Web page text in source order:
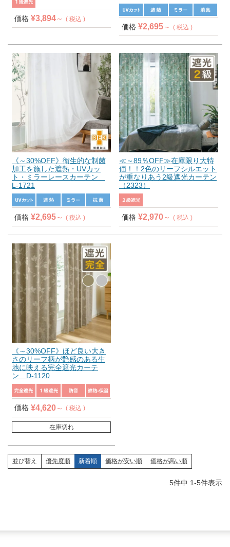
価格 ¥3,894 税込
価格 ¥2,695 税込
《～30%OFF》衛生的な制菌
加工を施した遮熱・UVカッ
ト・ミラーレースカーテン
L-1721
価格 ¥2,695 税込
≪～89％OFF≫在庫限り大特
価！！2色のリーフシルエット
が重なりあう2級遮光カーテン
（2323）
価格 ¥2,970 税込
《～30%OFF》ほど良い大き
さのリーフ柄が艶感のある生
地に映える完全遮光カーテ
ン D-1120
価格 ¥4,620 税込
在庫切れ
並び替え 優先度順 新着順 価格が安い順 価格が高い順
5件中 1-5件表示